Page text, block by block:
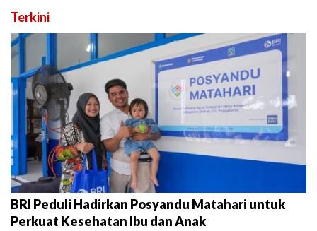
Terkini
BRI Peduli Hadirkan Posyandu Matahari untuk
Perkuat Kesehatan Ibu dan Anak